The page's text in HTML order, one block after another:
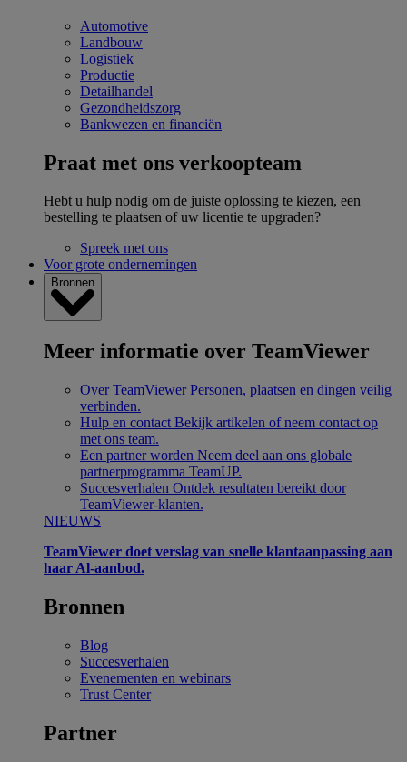
Automotive
Landbouw
Logistiek
Productie
Detailhandel
Gezondheidszorg
Bankwezen en financiën
Praat met ons verkoopteam
Hebt u hulp nodig om de juiste oplossing te kiezen, een
bestelling te plaatsen of uw licentie te upgraden?
Spreek met ons
Voor grote ondernemingen
Bronnen
Meer informatie over TeamViewer
Over TeamViewer Personen, plaatsen en dingen veilig
verbinden.
Hulp en contact Bekijk artikelen of neem contact op
met ons team.
Een partner worden Neem deel aan ons globale
partnerprogramma TeamUP.
Succesverhalen Ontdek resultaten bereikt door
TeamViewer-klanten.
NIEUWS
TeamViewer doet verslag van snelle klantaanpassing aan
haar Al-aanbod.
Bronnen
Blog
Succesverhalen
Evenementen en webinars
Trust Center
Partner